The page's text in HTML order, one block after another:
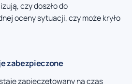
czy doszło do
oceny sytuacji, czy może kryło
zabezpieczone
zapieczętowany na czas